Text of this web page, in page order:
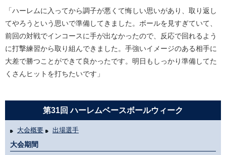
「ハーレムに入ってから調子が悪くて悔しい思いがあり、取り返し
てやろうという思いで準備してきました。ボールを見すぎていて、
前回の対戦でインコースに手が出なかったので、反応で回れるよう
に打撃練習から取り組んできました。手強いイメージのある相手に
大差で勝つことができて良かったです。明日もしっかり準備してた
くさんヒットを打ちたいです」
第31回 ハーレムベースボールウィーク
大会概要 出場選手
大会期間